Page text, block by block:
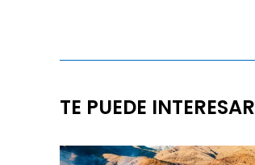
TE PUEDE INTERESAR